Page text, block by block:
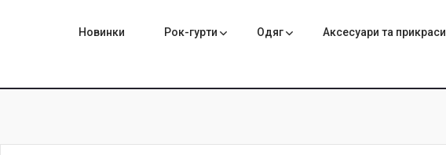
Новинки Рок-гурти Одяг Аксесуари та прикраси